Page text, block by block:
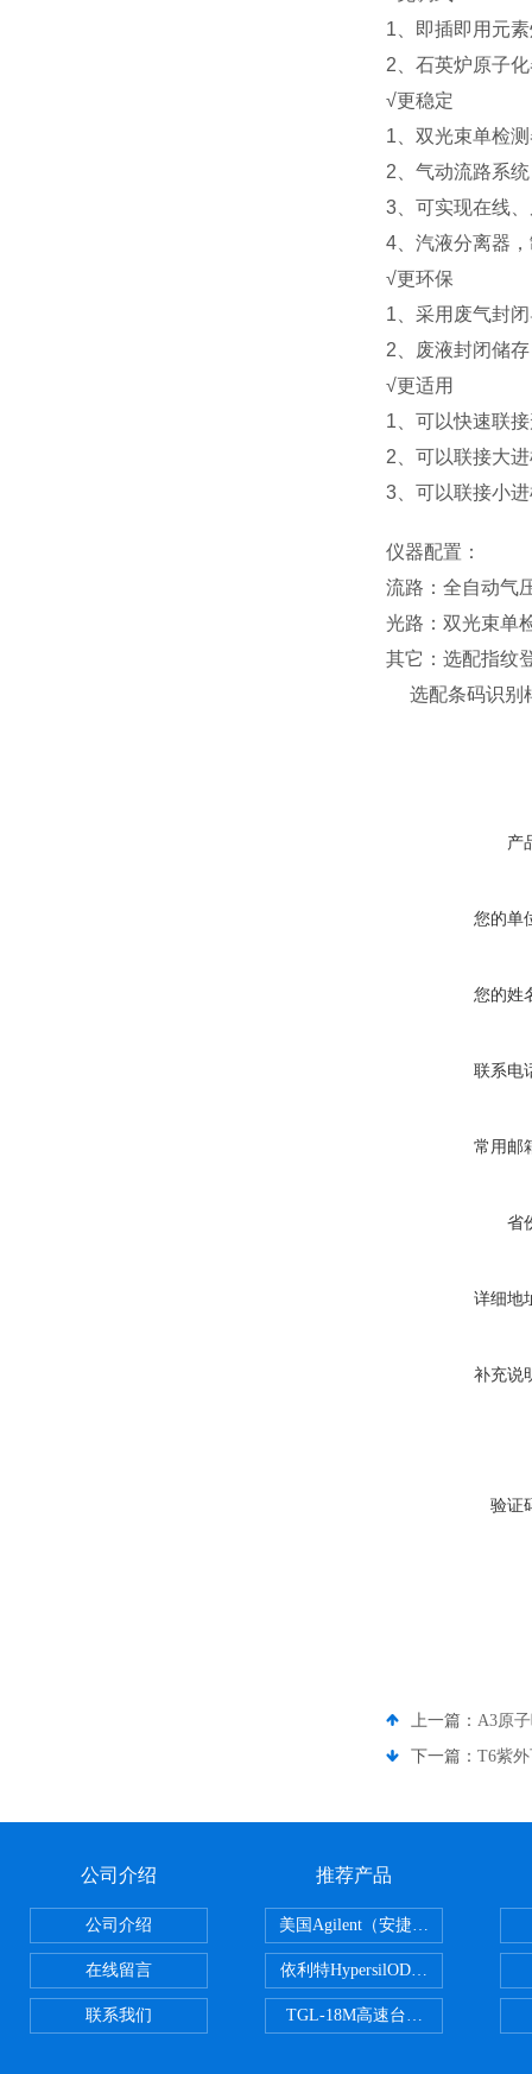
1、即插即用元
2、石英炉原子
√更稳定
1、双光束单检
2、气动流路系
3、可实现在线
4、汽液分离器
√更环保
1、采用废气封
2、废液封闭储
√更适用
1、可以快速联
2、可以联接大
3、可以联接小
仪器配置 ：
流路：全自动气
光路：双光束单
其它：选配指纹
选配条码识别
产
您的单
您的姓
联系电
常用邮
省
详细地
补充说
验证
上一篇： A3原
下一篇： T6紫
公司介绍
公司介绍
在线留言
联系我们
推荐产品
美国Agilent（安捷伦） PLOT色谱
依利特HypersilODS2/C18/C8/
TGL-18M高速台式冷冻离心机